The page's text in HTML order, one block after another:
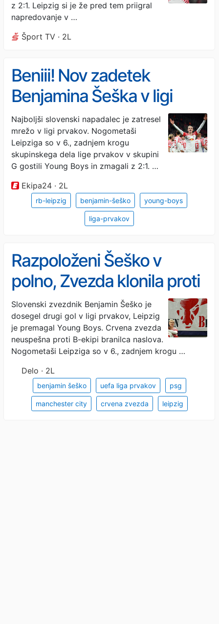
z 2:1. Leipzig si je že pred tem priigral
napredovanje v …
Šport TV · 2L
Beniii! Nov zadetek
Benjamina Šeška v ligi
prvakov! In to kakšen!
(video)
Najboljši slovenski napadalec je zatresel
mrežo v ligi prvakov. Nogometaši
Leipziga so v 6., zadnjem krogu
skupinskega dela lige prvakov v skupini
G gostili Young Boys in zmagali z 2:1. …
Ekipa24 · 2L
rb-leipzig benjamin-šeško young-boys
liga-prvakov
Razpoloženi Šeško v
polno, Zvezda klonila proti
prvakom
Slovenski zvezdnik Benjamin Šeško je
dosegel drugi gol v ligi prvakov, Leipzig
je premagal Young Boys. Crvena zvezda
neuspešna proti B-ekipi branilca naslova.
Nogometaši Leipziga so v 6., zadnjem krogu …
Delo · 2L
benjamin šeško uefa liga prvakov psg
manchester city crvena zvezda leipzig